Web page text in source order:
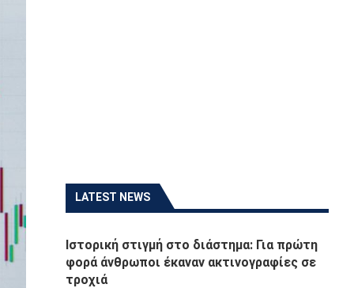
LATEST NEWS
Ιστορική στιγμή στο διάστημα: Για πρώτη
φορά άνθρωποι έκαναν ακτινογραφίες σε
τροχιά